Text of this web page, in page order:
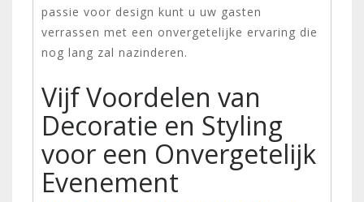
passie voor design kunt u uw gasten
verrassen met een onvergetelijke ervaring die
nog lang zal nazinderen.
Vijf Voordelen van
Decoratie en Styling
voor een Onvergetelijk
Evenement